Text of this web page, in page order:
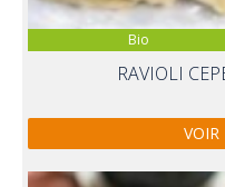
Bio
RAVIOLI
VOIR